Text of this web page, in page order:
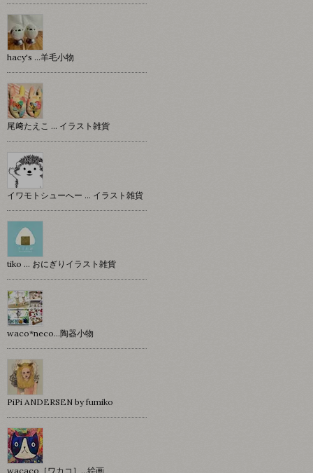
hacy's …羊毛小物
尾﨑たえこ … イラスト雑貨
イワモトシューへー … イラスト雑貨
tiko … おにぎりイラスト雑貨
waco*neco...陶器小物
PiPi ANDERSEN by fumiko
wacaco［ワカコ］…絵画